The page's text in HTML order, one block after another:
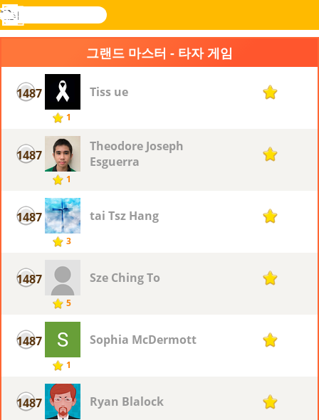
Novel
검
색
로그
메
뉴
그랜드 마스터 - 타자 게임
1487
1
Tiss ue 1
1487
1
Theodore Joseph
Esguerra
1
1487
3
tai Tsz Hang 1
1487
5
Sze Ching To 1
1487
1
Sophia McDermott 1
1487 Ryan Blalock 1